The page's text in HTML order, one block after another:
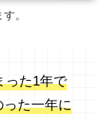
。
った1年で
った一年に